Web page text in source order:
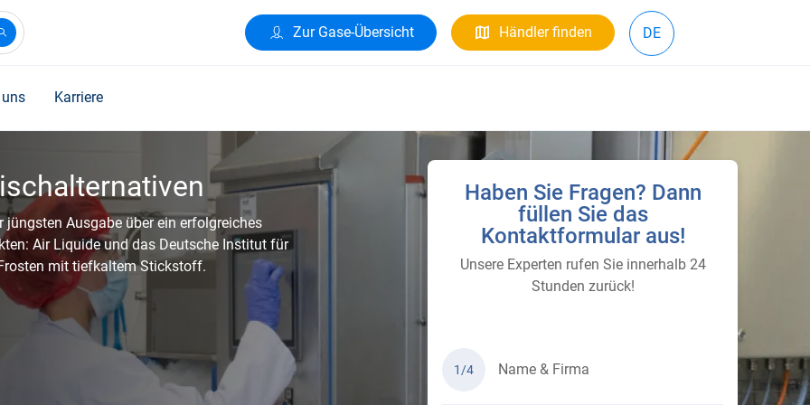
Zur Gase-Übersicht Händler finden DE
uns Karriere
Rechnung umstellen!
auf die elektronische Rechnung
jederzeit über unser Kundenportal abrufen
Portal können Sie zusätzlich viele
Klicks, nutzen.
Haben Sie Fragen? Dann
füllen Sie das
Kontaktformular aus!
Unsere Experten rufen Sie innerhalb 24
Stunden zurück!
1/4 Name & Firma